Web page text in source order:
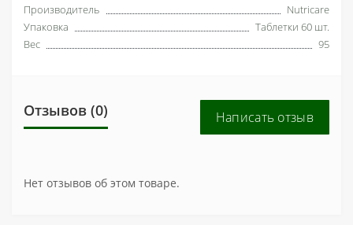
Производитель
Nutricare
Упаковка
Таблетки 60 шт.
Вес
95
Отзывов (0) Написать отзыв
Нет отзывов об этом товаре.